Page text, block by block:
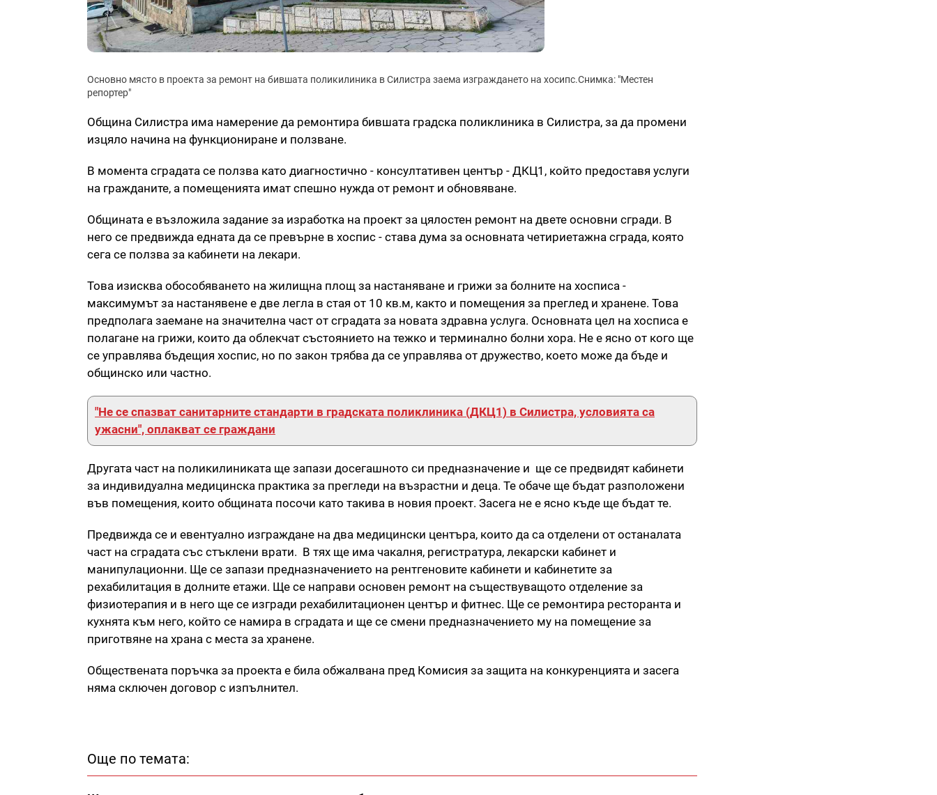
Основно място в проекта за ремонт на бившата поликилиника в Силистра заема изграждането на хосипс.Снимка: "Местен
репортер"
Община Силистра има намерение да ремонтира бившата градска поликлиника в Силистра, за да промени
изцяло начина на функциониране и ползване.
В момента сградата се ползва като диагностично - консултативен център - ДКЦ1, който предоставя услуги
на гражданите, а помещенията имат спешно нужда от ремонт и обновяване.
Общината е възложила задание за изработка на проект за цялостен ремонт на двете основни сгради. В
него се предвижда едната да се превърне в хоспис - става дума за основната четириетажна сграда, която
сега се ползва за кабинети на лекари.
Това изисква обособяването на жилищна площ за настаняване и грижи за болните на хосписа -
максимумът за настанявене е две легла в стая от 10 кв.м, както и помещения за преглед и хранене. Това
предполага заемане на значителна част от сградата за новата здравна услуга. Основната цел на хосписа е
полагане на грижи, които да облекчат състоянието на тежко и терминално болни хора. Не е ясно от кого ще
се управлява бъдещия хоспис, но по закон трябва да се управлява от дружество, което може да бъде и
общинско или частно.
"Не се спазват санитарните стандарти в градската поликлиника (ДКЦ1) в Силистра, условията са
ужасни", оплакват се граждани
Другата част на поликилиниката ще запази досегашното си предназначение и ще се предвидят кабинети
за индивидуална медицинска практика за прегледи на възрастни и деца. Те обаче ще бъдат разположени
във помещения, които общината посочи като такива в новия проект. Засега не е ясно къде ще бъдат те.
Предвижда се и евентуално изграждане на два медицински центъра, които да са отделени от останалата
част на сградата със стъклени врати. В тях ще има чакалня, регистратура, лекарски кабинет и
манипулационни. Ще се запази предназначението на рентгеновите кабинети и кабинетите за
рехабилитация в долните етажи. Ще се направи основен ремонт на съществуващото отделение за
физиотерапия и в него ще се изгради рехабилитационен център и фитнес. Ще се ремонтира ресторанта и
кухнята към него, който се намира в сградата и ще се смени предназначението му на помещение за
приготвяне на храна с места за хранене.
Обществената поръчка за проекта е била обжалвана пред Комисия за защита на конкуренцията и засега
няма сключен договор с изпълнител.
Още по темата: